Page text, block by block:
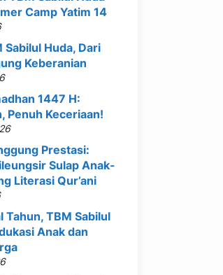
Camp Yatim 14
Sabilul Huda, Dari
Keberanian
1447 H:
Penuh Keceriaan!
Prestasi:
Sulap Anak-
Literasi Qur’ani
Tahun, TBM Sabilul
Anak dan